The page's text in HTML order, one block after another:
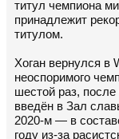
титул чемпиона
принадлежит
титулом.
Хоган вернулся в
неоспоримого
шестой раз,
введён в Зал
2020-м — в
году из-за